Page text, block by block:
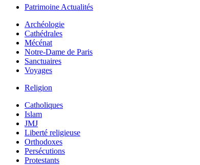
Patrimoine Actualités
Archéologie
Cathédrales
Mécénat
Notre-Dame de Paris
Sanctuaires
Voyages
Religion
Catholiques
Islam
JMJ
Liberté religieuse
Orthodoxes
Persécutions
Protestants